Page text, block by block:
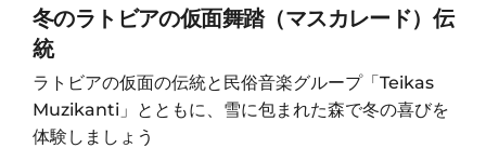
冬のラトビアの仮面舞踏（マスカレード）伝
統
ラトビアの仮面の伝統と民俗音楽グループ「Teikas
Muzikanti」とともに、雪に包まれた森で冬の喜びを
体験しましょう